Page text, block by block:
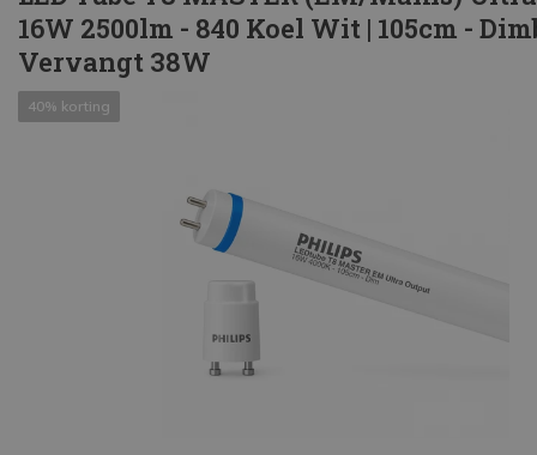
16W 2500lm - 840 Koel Wit | 105cm -
Vervangt 38W
40% korting